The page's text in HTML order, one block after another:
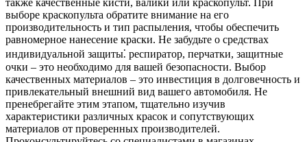
выборе краскопульта обратите внимание на его
производительность и тип распыления, чтобы обеспечить
равномерное нанесение краски. Не забудьте о средствах
индивидуальной защиты⁚ респиратор, перчатки, защитные
очки – это необходимо для вашей безопасности. Выбор
качественных материалов – это инвестиция в долговечность и
привлекательный внешний вид вашего автомобиля. Не
пренебрегайте этим этапом, тщательно изучив
характеристики различных красок и сопутствующих
материалов от проверенных производителей.